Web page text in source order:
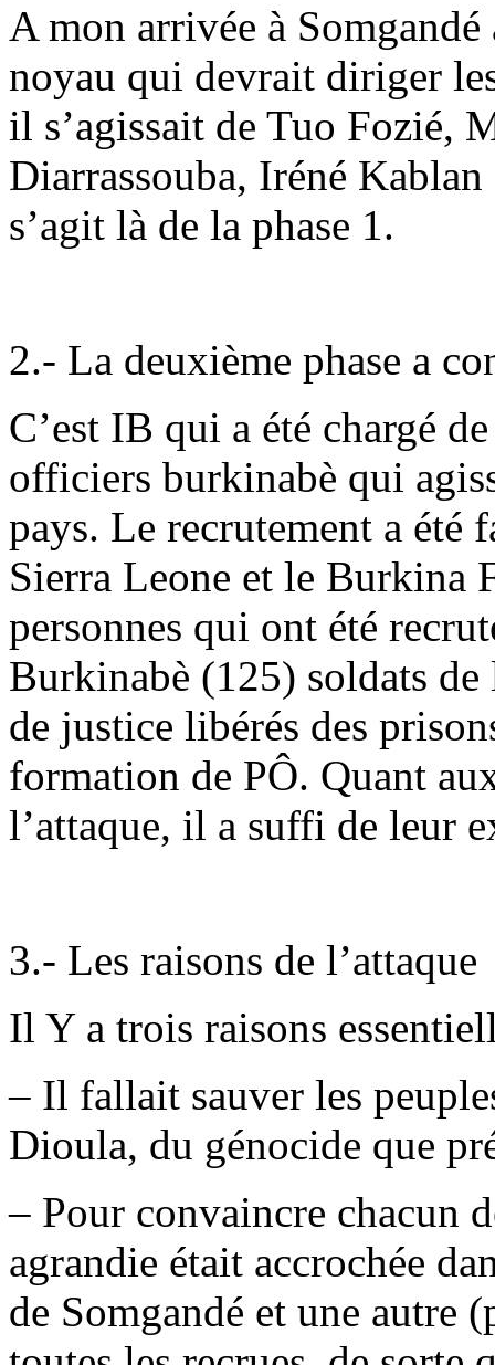
A mon arrivée à
noyau qui devrait diriger
il s’agissait de Tuo Fozié,
Diarrassouba, Iréné
s’agit là de la phase 1.
2.- La deuxième phase a
C’est IB qui a été chargé
officiers burkinabè qui
pays. Le recrutement a été
Sierra Leone et le Burkina
personnes qui ont été
Burkinabè (125) soldats
de justice libérés des
formation de PÔ. Quant
l’attaque, il a suffi de leur
3.- Les raisons de l’attaque
Il Y a trois raisons
– Il fallait sauver les
Dioula, du génocide que
– Pour convaincre chacun
agrandie était accrochée
de Somgandé et une autre